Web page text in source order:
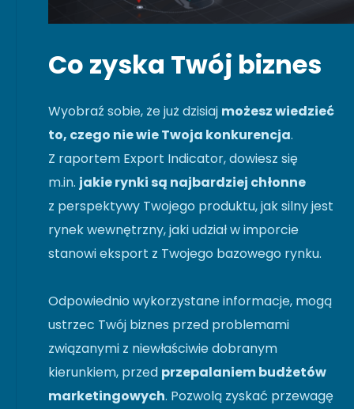
Co zyska Twój biznes
Wyobraź sobie, że już dzisiaj możesz wiedzieć
to, czego nie wie Twoja konkurencja.
Z raportem Export Indicator, dowiesz się
m.in. jakie rynki są najbardziej chłonne
z perspektywy Twojego produktu, jak silny jest
rynek wewnętrzny, jaki udział w imporcie
stanowi eksport z Twojego bazowego rynku.
Odpowiednio wykorzystane informacje, mogą
ustrzec Twój biznes przed problemami
związanymi z niewłaściwie dobranym
kierunkiem, przed przepalaniem budżetów
marketingowych. Pozwolą zyskać przewagę